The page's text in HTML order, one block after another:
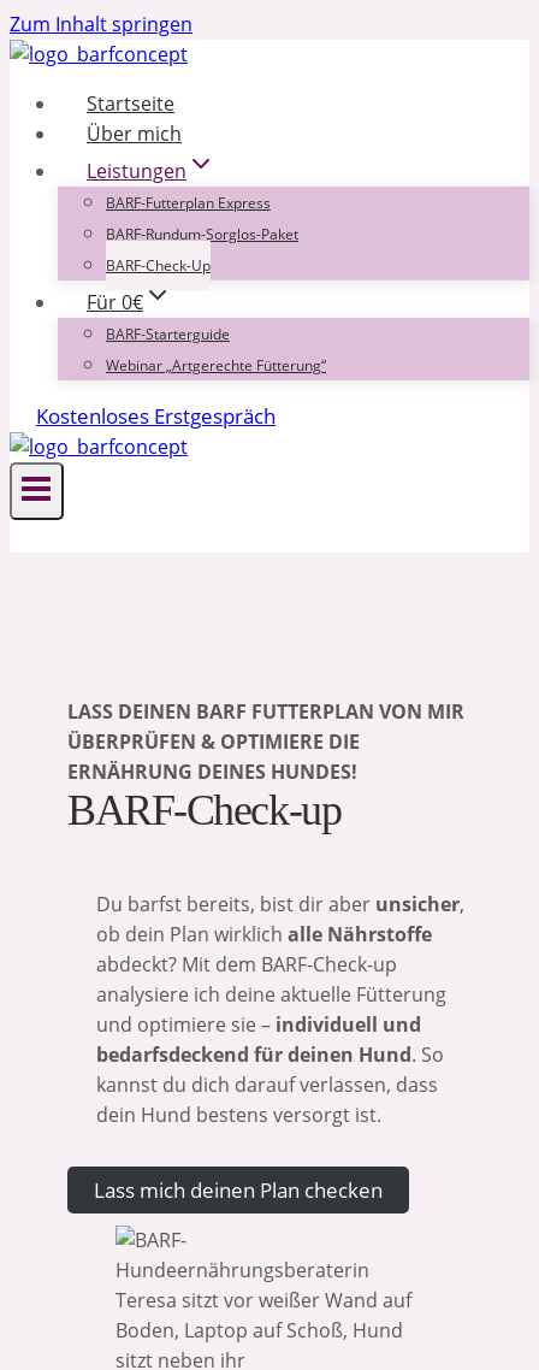
Zum Inhalt springen
Startseite
Über mich
Leistungen
BARF-Futterplan Express
BARF-Rundum-Sorglos-Paket
BARF-Check-Up
Für 0€
BARF-Starterguide
Webinar „Artgerechte Fütterung“
Kostenloses Erstgespräch
LASS DEINEN BARF FUTTERPLAN VON MIR
ÜBERPRÜFEN & OPTIMIERE DIE
ERNÄHRUNG DEINES HUNDES!
BARF-Check-up
Du barfst bereits, bist dir aber unsicher,
ob dein Plan wirklich alle Nährstoffe
abdeckt? Mit dem BARF-Check-up
analysiere ich deine aktuelle Fütterung
und optimiere sie – individuell und
bedarfsdeckend für deinen Hund. So
kannst du dich darauf verlassen, dass
dein Hund bestens versorgt ist.
Lass mich deinen Plan checken